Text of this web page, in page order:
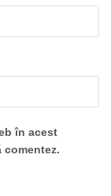
în acest